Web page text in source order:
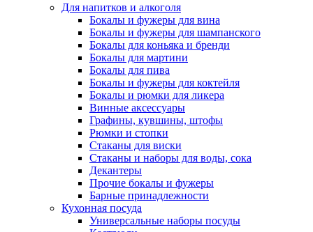
Для напитков и алкоголя
Бокалы и фужеры для вина
Бокалы и фужеры для шампанского
Бокалы для коньяка и бренди
Бокалы для мартини
Бокалы для пива
Бокалы и фужеры для коктейля
Бокалы и рюмки для ликера
Винные аксессуары
Графины, кувшины, штофы
Рюмки и стопки
Стаканы для виски
Стаканы и наборы для воды, сока
Декантеры
Прочие бокалы и фужеры
Барные принадлежности
Кухонная посуда
Универсальные наборы посуды